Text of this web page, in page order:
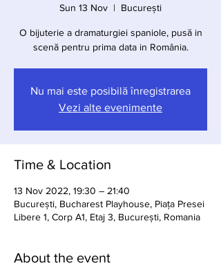
Sun 13 Nov
  |
București
O bijuterie a dramaturgiei spaniole, pusă in
scenă pentru prima data in România.
Nu mai este posibilă înregistrarea
Vezi alte evenimente
Time & Location
13 Nov 2022, 19:30 – 21:40
București, Bucharest Playhouse, Piața Presei
Libere 1, Corp A1, Etaj 3, București, Romania
About the event